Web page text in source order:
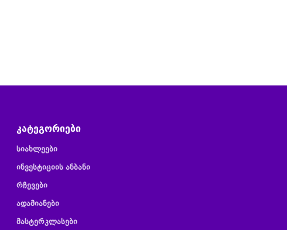
კატეგორიები
სიახლეები
ინვესტიციის ანბანი
რჩევები
ადამიანები
მასტერკლასები